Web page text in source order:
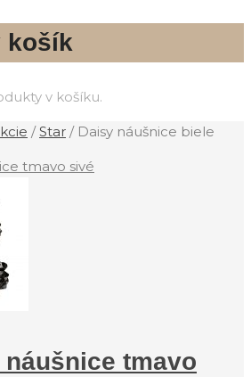
košík
v košíku.
/Star / Daisy náušnice biele
tmavo sivé
náušnice tmavo